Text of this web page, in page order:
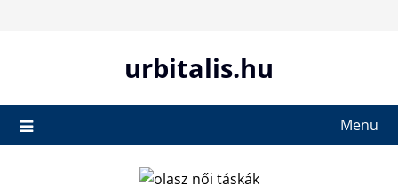
urbitalis.hu
Menu